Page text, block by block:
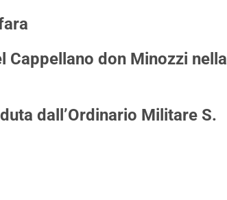
Cappellano don Minozzi nella
dall’Ordinario Militare S.